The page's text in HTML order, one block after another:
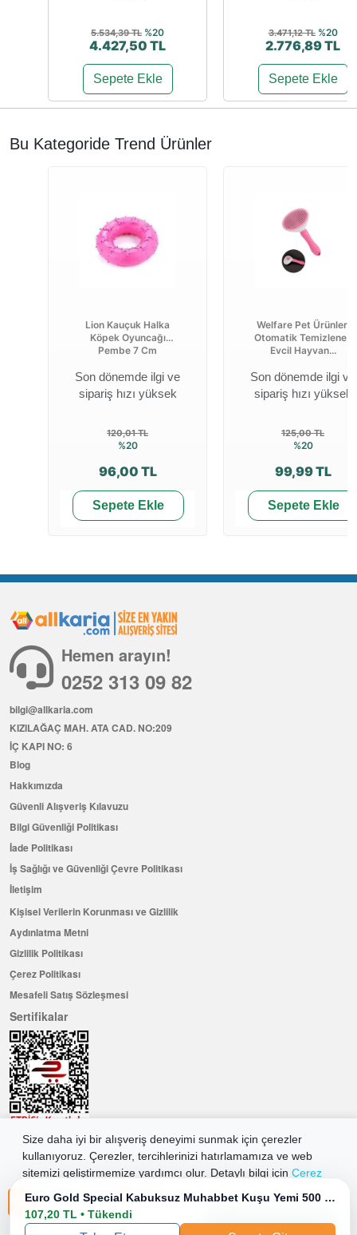
5.534,39 TL %20
4.427,50 TL
Sepete Ekle
3.471,12 TL %20
2.776,89 TL
Sepete Ekle
Bu Kategoride Trend Ürünler
Lion Kauçuk Halka
Köpek Oyuncağı
Pembe 7 Cm
Son dönemde ilgi ve
sipariş hızı yüksek
120,01 TL
%20
96,00 TL
Sepete Ekle
Welfare Pet Ürünleri
Otomatik Temizlenen
Evcil Hayvan...
Son dönemde ilgi ve
sipariş hızı yüksek
125,00 TL
%20
99,99 TL
Sepete Ekle
Euro Gold Special Kabuksuz Muhabbet Kuşu Yemi 500 Gr
107,20 TL • Tükendi
Size daha iyi bir alışveriş deneyimi sunmak için çerezler
kullanıyoruz. Çerezler, tercihlerinizi hatırlamamıza ve web
sitemizi geliştirmemize yardımcı olur. Detaylı bilgi için Çerez
Tüm Çerezleri Kabul Et
Hemen arayın!
0252 313 09 82
bilgi@allkaria.com
KIZILAĞAÇ MAH. ATA CAD. NO:209
İÇ KAPI NO: 6
Blog
Hakkımızda
Güvenli Alışveriş Kılavuzu
Bilgi Güvenliği Politikası
İade Politikası
İş Sağlığı ve Güvenliği Çevre Politikası
İletişim
Kişisel Verilerin Korunması ve Gizlilik
Aydınlatma Metni
Gizlilik Politikası
Çerez Politikası
Mesafeli Satış Sözleşmesi
Sertifikalar
Hemen Üye Olun ...ve 100 ₺ değerinde indirim kuponu kazanın
Üye Ol